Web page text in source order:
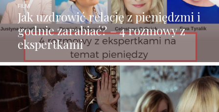
Jak uzdrowić relację z pieniędzmi i
godnie zarabiać? – 4 rozmowy z
ekspertkami
FILM